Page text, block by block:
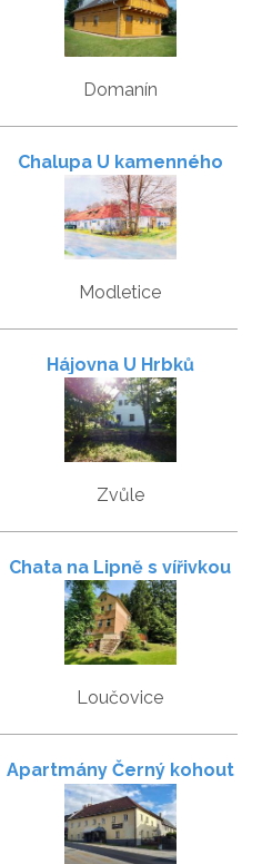
Domanín
Chalupa U kamenného
stolu
Modletice
Hájovna U Hrbků
Zvůle
Chata na Lipně s vířivkou
Loučovice
Apartmány Černý kohout